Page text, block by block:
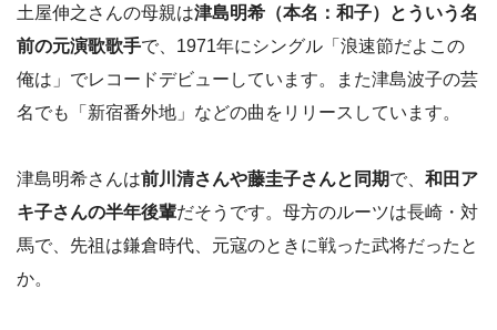
土屋伸之さんの母親は津島明希（本名：和子）とういう名
前の元演歌歌手で、1971年にシングル「浪速節だよこの
俺は」でレコードデビューしています。また津島波子の芸
名でも「新宿番外地」などの曲をリリースしています。
津島明希さんは前川清さんや藤圭子さんと同期で、 和田ア
キ子さんの半年後輩だそうです。母方のルーツは長崎・対
馬で、先祖は鎌倉時代、元寇のときに戦った武将だったと
か。